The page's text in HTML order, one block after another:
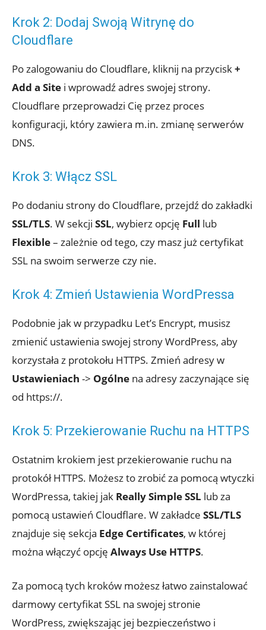
Krok 2: Dodaj Swoją Witrynę do
Cloudflare
Po zalogowaniu do Cloudflare, kliknij na przycisk+
Add a Site i wprowadź adres swojej strony.
Cloudflare przeprowadzi Cię przez proces
konfiguracji, który zawiera m.in. zmianę serwerów
DNS.
Krok 3: Włącz SSL
Po dodaniu strony do Cloudflare, przejdź do zakładki
SSL/TLS. W sekcji SSL, wybierz opcję Full lub
Flexible– zależnie od tego, czy masz już certyfikat
SSL na swoim serwerze czy nie.
Krok 4: Zmień Ustawienia WordPressa
Podobnie jak w przypadku Let’s Encrypt, musisz
zmienić ustawienia swojej strony WordPress, aby
korzystała z protokołu HTTPS. Zmień adresy w
Ustawieniach -> Ogólne na adresy zaczynające się
od https://.
Krok 5: Przekierowanie Ruchu na HTTPS
Ostatnim krokiem jest przekierowanie ruchu na
protokół HTTPS. Możesz to zrobić za pomocą wtyczki
WordPressa, takiej jak Really Simple SSL lub za
pomocą ustawień Cloudflare. W zakładce SSL/TLS
znajduje się sekcja Edge Certificates, w której
można włączyć opcję Always Use HTTPS.
Za pomocą tych kroków możesz łatwo zainstalować
darmowy certyfikat SSL na swojej stronie
WordPress, zwiększając jej bezpieczeństwo i